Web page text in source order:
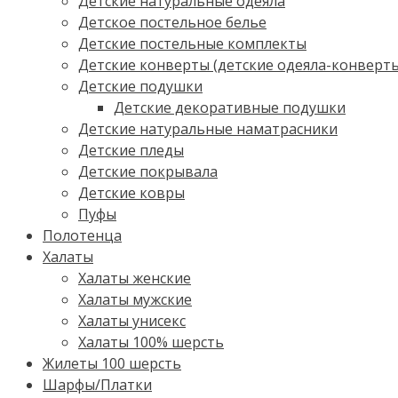
Детское постельное белье
Детские постельные комплекты
Детские конверты (детские одеяла-
Детские подушки
Детские декоративные подушки
Детские натуральные наматрасники
Детские пледы
Детские покрывала
Детские ковры
Пуфы
Полотенца
Халаты
Халаты женские
Халаты мужские
Халаты унисекс
Халаты 100% шерсть
Жилеты 100 шерсть
Шарфы/Платки